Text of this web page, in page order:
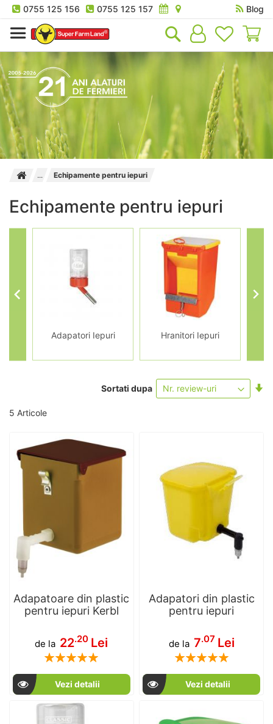
0755 125 156 0755 125 157
Blog
Echipamente pentru iepuri
Echipamente pentru iepuri
Adapatori Iepuri Hranitori Iepuri
5 Articole
Sortati dupa
Adapatoare din plastic
pentru iepuri Kerbl
de la 22.20 Lei
Rating:
Vezi detalii
Adapatori din plastic
pentru iepuri
de la 7.07 Lei
Rating:
Vezi detalii